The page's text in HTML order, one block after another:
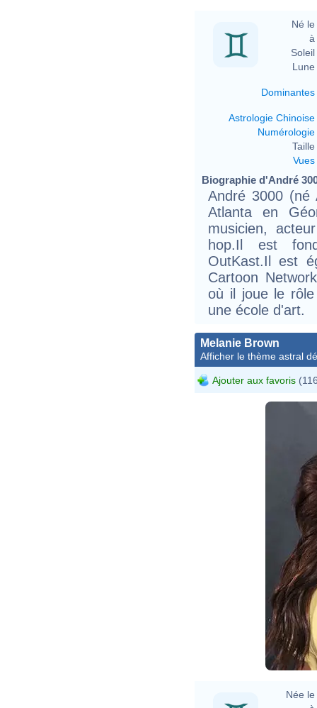
Né le
à
Soleil
Lune
Dominantes
Astrologie Chinoise
Numérologie
Taille
Vues
Biographie d'André
André 3000 (né
Atlanta en
musicien,
hop.Il est
OutKast.Il est
Cartoon
où il joue le
une école d'art.
Melanie Brown
Afficher le thème astral
Ajouter aux favoris
Née le